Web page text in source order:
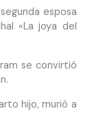
esposa
«La joya del
se convirtió
hijo, murió a